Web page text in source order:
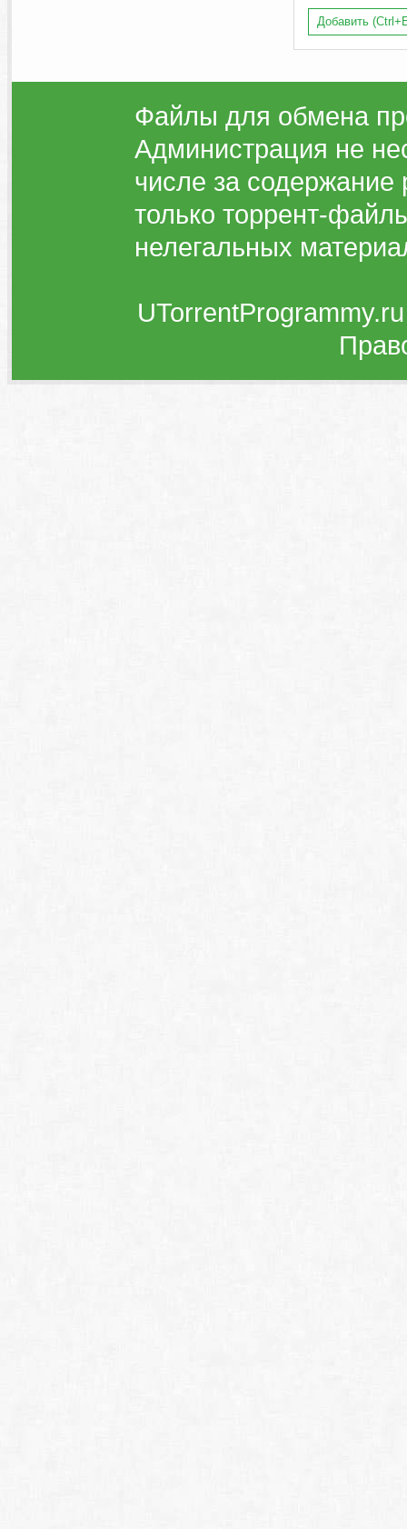
Добавить
Файлы для обмена
Администрация не
числе за
только торрент-
нелегальных
UTorrentProgrammy.ru